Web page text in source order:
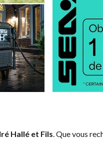
Hallé et Fils . Que vous